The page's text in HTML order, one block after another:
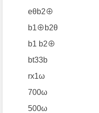
eθb2⊕
b1⊕b2θ
b1 b2⊕
bt33b
rx1ω
700ω
500ω